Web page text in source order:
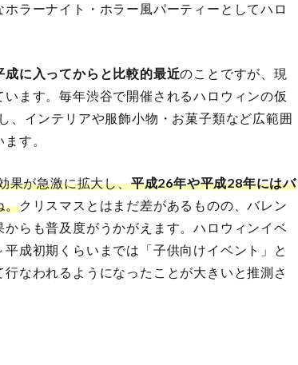
ラーナイト・ホラー風パーティーとしてハロ
に入ってからと比較的最近のことですが、現
ます。毎年渋谷で開催されるハロウィンの仮
、インテリアや服飾小物・お菓子類など広範囲
す。
果が急激に拡大し、平成26年や平成28年にはバ
。クリスマスとはまだ差があるものの、バレン
らも普及度がうかがえます。ハロウィンイベ
成初期くらいまでは「子供向けイベント」と
なわれるようになったことが大きいと推測さ